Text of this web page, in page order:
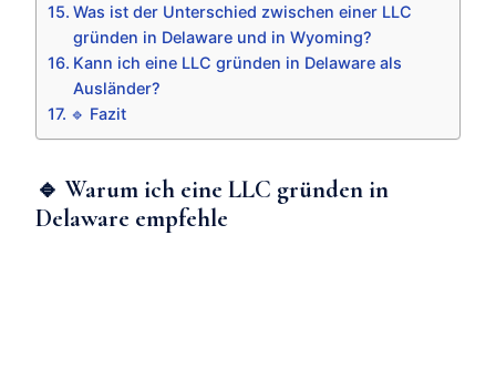
Was ist der Unterschied zwischen einer LLC
gründen in Delaware und in Wyoming?
Kann ich eine LLC gründen in Delaware als
Ausländer?
🔹 Fazit
🔹 Warum ich eine LLC gründen in
Delaware empfehle